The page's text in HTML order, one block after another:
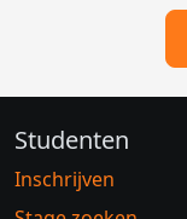
Studenten
Inschrijven